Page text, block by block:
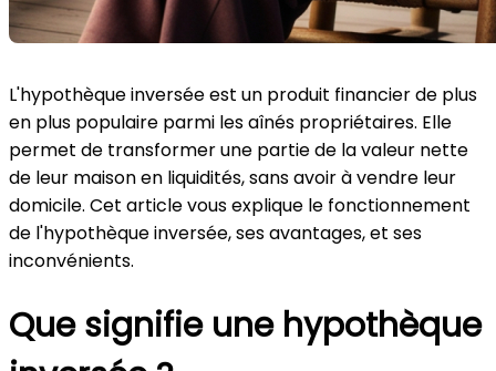
L'hypothèque inversée est un produit financier de plus
en plus populaire parmi les aînés propriétaires. Elle
permet de transformer une partie de la valeur nette
de leur maison en liquidités, sans avoir à vendre leur
domicile. Cet article vous explique le fonctionnement
de l'hypothèque inversée, ses avantages, et ses
inconvénients.
Que signifie une hypothèque